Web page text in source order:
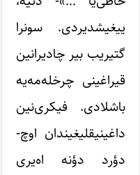
ییغیشدیردی. سونرا
گتیریب بیر چادیرانین
قیراغینی چرخله‌مه‌یه
باشلادی. فیکری‌نین
داغینیقلیغیندان اوچ-
دؤرد دؤنه اه‌یری